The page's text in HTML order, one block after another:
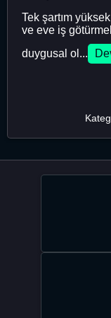
Tek şartım
ve eve iş
duygusal ol...